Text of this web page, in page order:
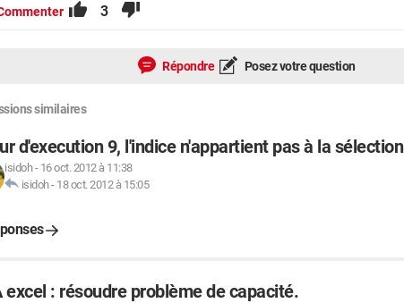
3
Répondre Posez votre question
similaires
d'execution 9, l'indice n'appartient pas à la sélection
isidoh- 16 oct. 2012 à 11:38
isidoh- 18 oct. 2012 à 15:05
excel : résoudre problème de capacité.